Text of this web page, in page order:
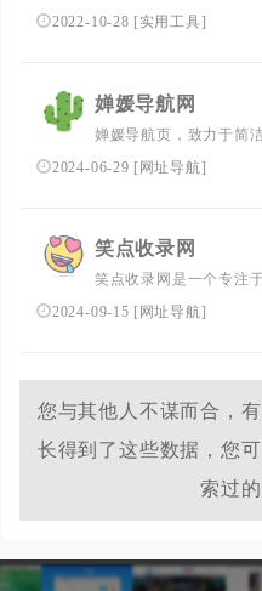
应等国内外综合搜索和
2022-10-28 [实用工具]
婵媛导航网
婵媛导航页，致力于简
入口，沉淀最具价值链
2024-06-29 [网址导航]
笑点收录网
笑点收录网是一个专注
汇集了互联网上最热门
幽默笑话、优质导航、
网址存储和查询服务，
2024-09-15 [网址导航]
您与其他人不谋而合，
长得到了这些数据，您
索过